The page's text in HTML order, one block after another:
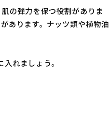
の弾力を保つ役割がありま
あります。ナッツ類や植物油
れましょう。